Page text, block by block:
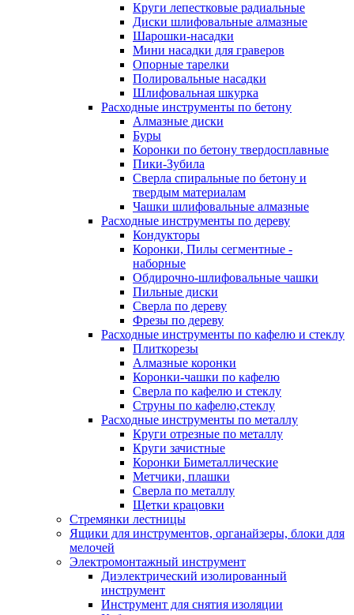
Круги лепестковые радиальные
Диски шлифовальные алмазные
Шарошки-насадки
Мини насадки для граверов
Опорные тарелки
Полировальные насадки
Шлифовальная шкурка
Расходные инструменты по бетону
Алмазные диски
Буры
Коронки по бетону твердосплавные
Пики-Зубила
Сверла спиральные по бетону и
твердым материалам
Чашки шлифовальные алмазные
Расходные инструменты по дереву
Кондукторы
Коронки, Пилы сегментные -
наборные
Обдирочно-шлифовальные чашки
Пильные диски
Сверла по дереву
Фрезы по дереву
Расходные инструменты по кафелю и стеклу
Плиткорезы
Алмазные коронки
Коронки-чашки по кафелю
Сверла по кафелю и стеклу
Струны по кафелю,стеклу
Расходные инструменты по металлу
Круги отрезные по металлу
Круги зачистные
Коронки Биметаллические
Метчики, плашки
Сверла по металлу
Щетки крацовки
Стремянки лестницы
Ящики для инструментов, органайзеры, блоки для
мелочей
Электромонтажный инструмент
Диэлектрический изолированный
инструмент
Инструмент для снятия изоляции